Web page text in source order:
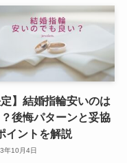
定】結婚指輪安いのは
後悔パターンと妥協
イントを解説
年10月4日